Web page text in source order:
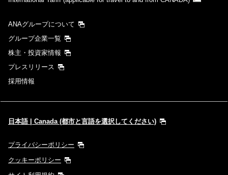
ANAグループについて
グループ企業一覧
株主・投資家情報
プレスリリース
採用情報
日本語 | Canada (都市と言語を選択してください)
プライバシーポリシー
クッキーポリシー